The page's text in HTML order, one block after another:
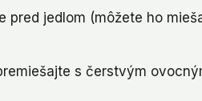
pred jedlom (môžete ho
s čerstvým